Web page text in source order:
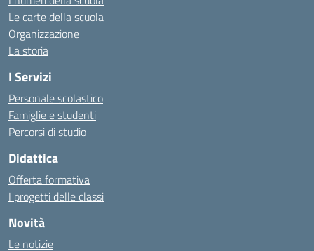
Le carte della scuola
Organizzazione
La storia
I Servizi
Personale scolastico
Famiglie e studenti
Percorsi di studio
Didattica
Offerta formativa
I progetti delle classi
Novità
Le notizie